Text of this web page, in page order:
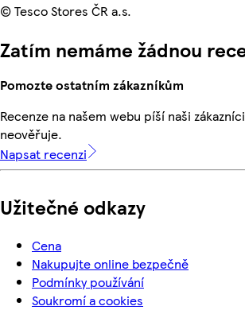
© Tesco Stores ČR a.s.
Zatím nemáme žádnou
Pomozte ostatním zákazníkům
Recenze na našem webu píší naši
neověřuje.
Napsat recenzi
Užitečné odkazy
Cena
Nakupujte online bezpečně
Podmínky používání
Soukromí a cookies